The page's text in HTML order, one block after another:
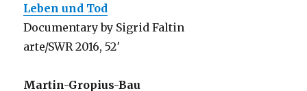
Leben und Tod
Documentary by Sigrid Faltin
arte/SWR 2016, 52′
Martin-Gropius-Bau